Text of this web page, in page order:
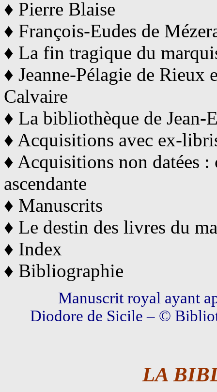
♦ Pierre Blaise
♦ François-Eudes de
♦ La fin tragique du
♦ Jeanne-Pélagie de Rieux
Calvaire
♦ La bibliothèque de Jean-
♦ Acquisitions avec ex-
♦ Acquisitions non datées :
ascendante
♦ Manuscrits
♦ Le destin des livres du
♦ Index
♦ Bibliographie
Manuscrit royal ayant
Diodore de Sicile – ©
LA